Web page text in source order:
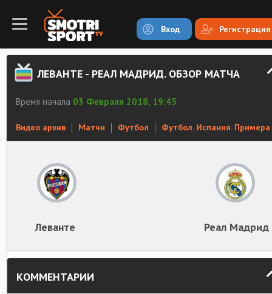
Вход Регистрация
ЛЕВАНТЕ - РЕАЛ МАДРИД. ОБЗОР МАТЧА
Время начала 03 Февраля 2018, 19:45
Видео архив Матчи Футбол Футбол. Испания. Примера
Леванте Реал Мадрид
КОММЕНТАРИИ